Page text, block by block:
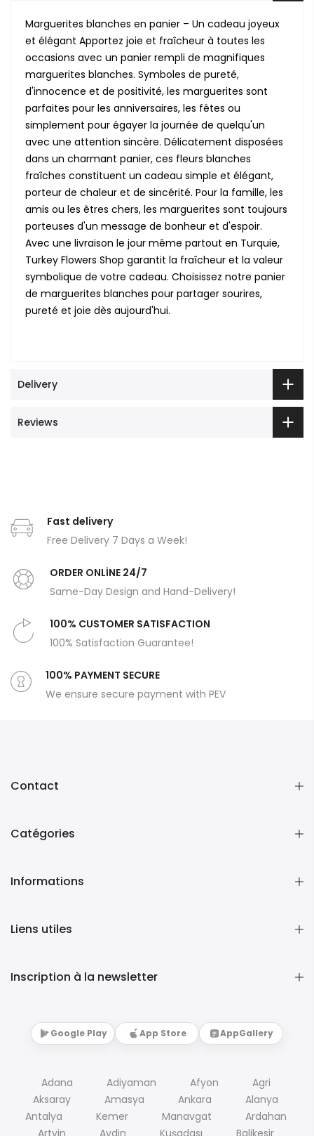
Marguerites blanches en panier – Un cadeau joyeux
et élégant Apportez joie et fraîcheur à toutes les
occasions avec un panier rempli de magnifiques
marguerites blanches. Symboles de pureté,
d'innocence et de positivité, les marguerites sont
parfaites pour les anniversaires, les fêtes ou
simplement pour égayer la journée de quelqu'un
avec une attention sincère. Délicatement disposées
dans un charmant panier, ces fleurs blanches
fraîches constituent un cadeau simple et élégant,
porteur de chaleur et de sincérité. Pour la famille, les
amis ou les êtres chers, les marguerites sont toujours
porteuses d'un message de bonheur et d'espoir.
Avec une livraison le jour même partout en Turquie,
Turkey Flowers Shop garantit la fraîcheur et la valeur
symbolique de votre cadeau. Choisissez notre panier
de marguerites blanches pour partager sourires,
pureté et joie dès aujourd'hui.
Delivery
Reviews
Fast delivery
Free Delivery 7 Days a Week!
ORDER ONLİNE 24/7
Same-Day Design and Hand-Delivery!
100% CUSTOMER SATISFACTION
100% Satisfaction Guarantee!
100% PAYMENT SECURE
We ensure secure payment with PEV
Contact
Catégories
Informations
Liens utiles
Inscription à la newsletter
Google Play App Store AppGallery
Adana Adiyaman Afyon
Agri
Aksaray
Amasya Ankara
Alanya
Antalya
Kemer Manavgat
Ardahan